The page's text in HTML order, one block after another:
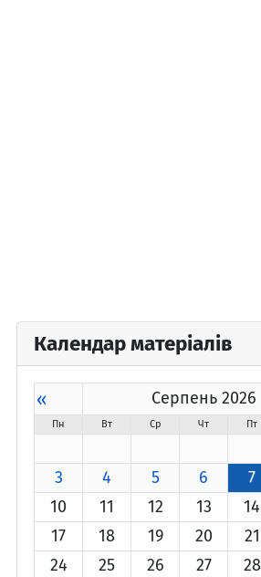
Календар матеріалів
« Серпень 2026
Пн Вт Ср Чт Пт
3
4 5 6 7
10
11 12 13 14
17
18 19 20 21
24
25 26 27 28